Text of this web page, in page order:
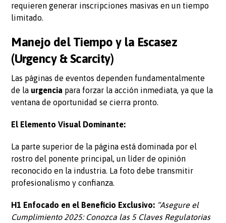
requieren generar inscripciones masivas en un tiempo
limitado.
Manejo del Tiempo y la Escasez
(Urgency & Scarcity)
Las páginas de eventos dependen fundamentalmente
de la urgencia para forzar la acción inmediata, ya que la
ventana de oportunidad se cierra pronto.
El Elemento Visual Dominante:
La parte superior de la página está dominada por el
rostro del ponente principal, un líder de opinión
reconocido en la industria. La foto debe transmitir
profesionalismo y confianza.
H1 Enfocado en el Beneficio Exclusivo: “Asegure el
Cumplimiento 2025: Conozca las 5 Claves Regulatorias